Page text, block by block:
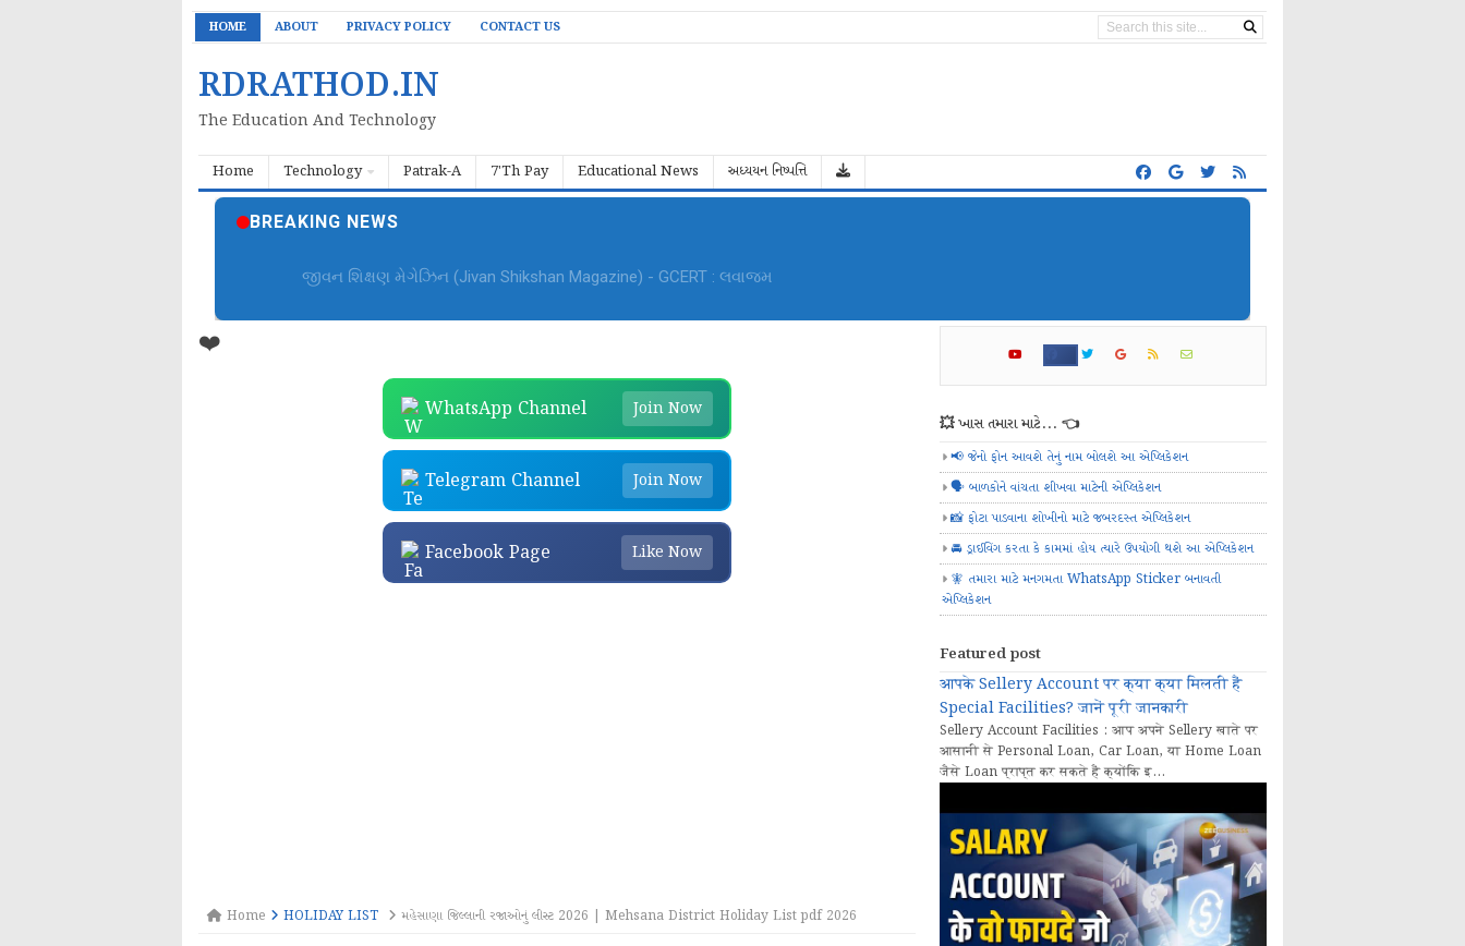
HOME ABOUT PRIVACY POLICY CONTACT US
RDRATHOD.IN
The Education And Technology
Home Technology Patrak-A 7'Th Pay Educational News અધ્યયન નિષ્પત્તિ
BREAKING NEWS
જીવન શિક્ષણ મેગેઝિન (Jivan Shikshan Magazine) - GCERT : લવાજમ
❤️
WhatsApp Channel Join Now
Telegram Channel Join Now
Facebook Page Like Now
Home HOLIDAY LIST મહેસાણા જિલ્લાની રજાઓનું લીસ્ટ 2026 | Mehsana District Holiday List pdf 2026
💥 ખાસ તમારા માટે... 👈
📢 જેનો ફોન આવશે તેનું નામ બોલશે આ એપ્લિકેશન
🗣️ બાળકોને વાંચતા શીખવા માટેની એપ્લિકેશન
📸 ફોટા પાડવાના શોખીનો માટે જબરદસ્ત એપ્લિકેશન
🚘 ડ્રાઈવિંગ કરતા કે કામમાં હોય ત્યારે ઉપયોગી થશે આ એપ્લિકેશન
🧚 તમારા માટે મનગમતા WhatsApp Sticker બનાવતી
એપ્લિકેશન
Featured post
आपके Sellery Account पर क्या क्या मिलती हैं
Special Facilities? जानें पूरी जानकारी
Sellery Account Facilities : आप अपने Sellery खाते पर
आसानी से Personal Loan, Car Loan, या Home Loan
जैसे Loan प्राप्त कर सकते हैं क्योंकि इ...